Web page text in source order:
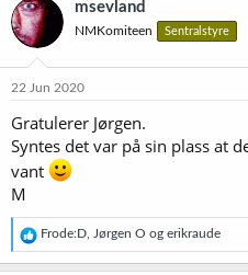
s
j
o
e
:
msevland
NMKomiteen Sentralstyre
22 Jun 2020
Gratulerer Jørgen.
Syntes det var på sin plass at
vant
M
R
e
a
Frode:D Jørgen O og erikraude